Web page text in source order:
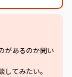
があるのか聞い
てみたい。